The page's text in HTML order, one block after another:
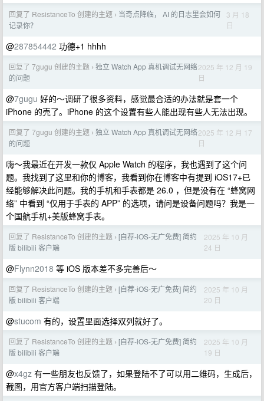
回复了 ResistanceTo 创建的主题 › 当奇点降临， AI 的日志里会如何
记录你？
3 月 18
日
@287854442 功德+1 hhhh
回复了 7gugu 创建的主题 › 独立 Watch App 真机调试无网络
的问题
2025 年 12 月 19
日
@7gugu 好的～调研了很多资料，感觉最合适的办法就是套一个
iPhone 的壳了。iPhone 的这个设置有些人能出现有些人无法出现。
回复了 7gugu 创建的主题 › 独立 Watch App 真机调试无网络
的问题
2025 年 12 月 17
日
嗨～我最近在开发一款仅 Apple Watch 的程序，我也遇到了这个问
题。我找到了这里和你的博客，我看到你在博客中有提到 iOS17+已
经能够解决此问题。我的手机和手表都是 26.0 ，但是没有在 “蜂窝网
络” 中看到 “仅用于手表的 APP” 的选项，请问是设备问题吗？我是一
个国航手机+美版蜂窝手表。
回复了 ResistanceTo 创建的主题 › [自荐-iOS-无广免费] 简约
版 bilibili 客户端
2025 年 10 月
24 日
@Flynn2018 等 iOS 版本差不多完善后～
回复了 ResistanceTo 创建的主题 › [自荐-iOS-无广免费] 简约
版 bilibili 客户端
2025 年 10 月
20 日
@stucom 有的，设置里面选择双列就好了。
回复了 ResistanceTo 创建的主题 › [自荐-iOS-无广免费] 简约
版 bilibili 客户端
2025 年 10 月
19 日
@x4gz 有一些朋友也反馈了，如果登陆不了可以用二维码，生成后，
截图，用官方客户端扫描登陆。